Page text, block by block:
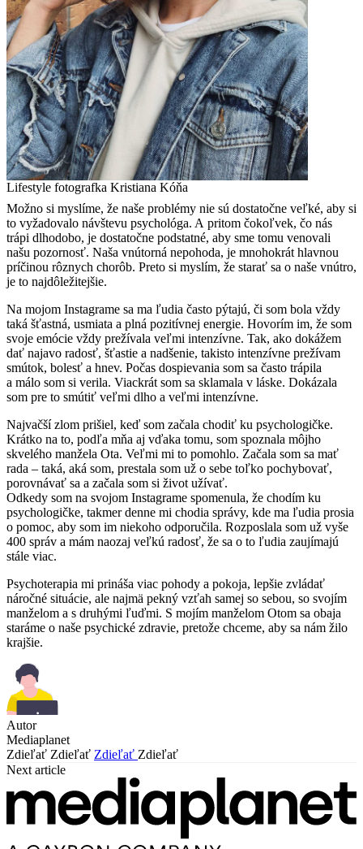
Lifestyle fotografka Kristiana Kóňa
Možno si myslíme, že naše problémy nie sú dostatočne veľké, aby si
to vyžadovalo návštevu psychológa. A pritom čokoľvek, čo nás
trápi dlhodobo, je dostatočne podstatné, aby sme tomu venovali
našu pozornosť. Naša vnútorná nepohoda, je mnohokrát hlavnou
príčinou rôznych chorôb. Preto si myslím, že starať sa o naše vnútro,
je to najdôležitejšie.
Na mojom Instagrame sa ma ľudia často pýtajú, či som bola vždy
taká šťastná, usmiata a plná pozitívnej energie. Hovorím im, že som
svoje emócie vždy prežívala veľmi intenzívne. Tak, ako dokážem
dať najavo radosť, šťastie a nadšenie, takisto intenzívne prežívam
smútok, bolesť a hnev. Počas dospievania som sa často trápila
a málo som si verila. Viackrát som sa sklamala v láske. Dokázala
som pre to smútiť veľmi dlho a veľmi intenzívne.
Najvačší zlom prišiel, keď som začala chodiť ku psychologičke.
Krátko na to, podľa mňa aj vďaka tomu, som spoznala môjho
skvelého manžela Ota. Veľmi mi to pomohlo. Začala som sa mať
rada – taká, aká som, prestala som už o sebe toľko pochybovať,
porovnávať sa a začala som si život užívať.
Odkedy som na svojom Instagrame spomenula, že chodím ku
psychologičke, takmer denne mi chodia správy, kde ma ľudia prosia
o pomoc, aby som im niekoho odporučila. Rozposlala som už vyše
400 správ a mám naozaj veľkú radosť, že sa o to ľudia zaujímajú
stále viac.
Psychoterapia mi prináša viac pohody a pokoja, lepšie zvládať
náročné situácie, ale najmä pekný vzťah samej so sebou, so svojím
manželom a s druhými ľuďmi. S mojím manželom Otom sa obaja
staráme o naše psychické zdravie, pretože chceme, aby sa nám žilo
krajšie.
Autor
Mediaplanet
Zdieľať Zdieľať Zdieľať Zdieľať
Next article